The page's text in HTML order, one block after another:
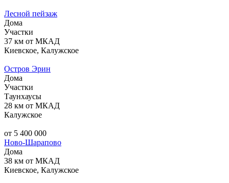
Лесной пейзаж
Дома
Участки
37 км от МКАД
Киевское, Калужское
Остров Эрин
Дома
Участки
Таунхаусы
28 км от МКАД
Калужское
от 5 400 000
Ново-Шарапово
Дома
38 км от МКАД
Киевское, Калужское